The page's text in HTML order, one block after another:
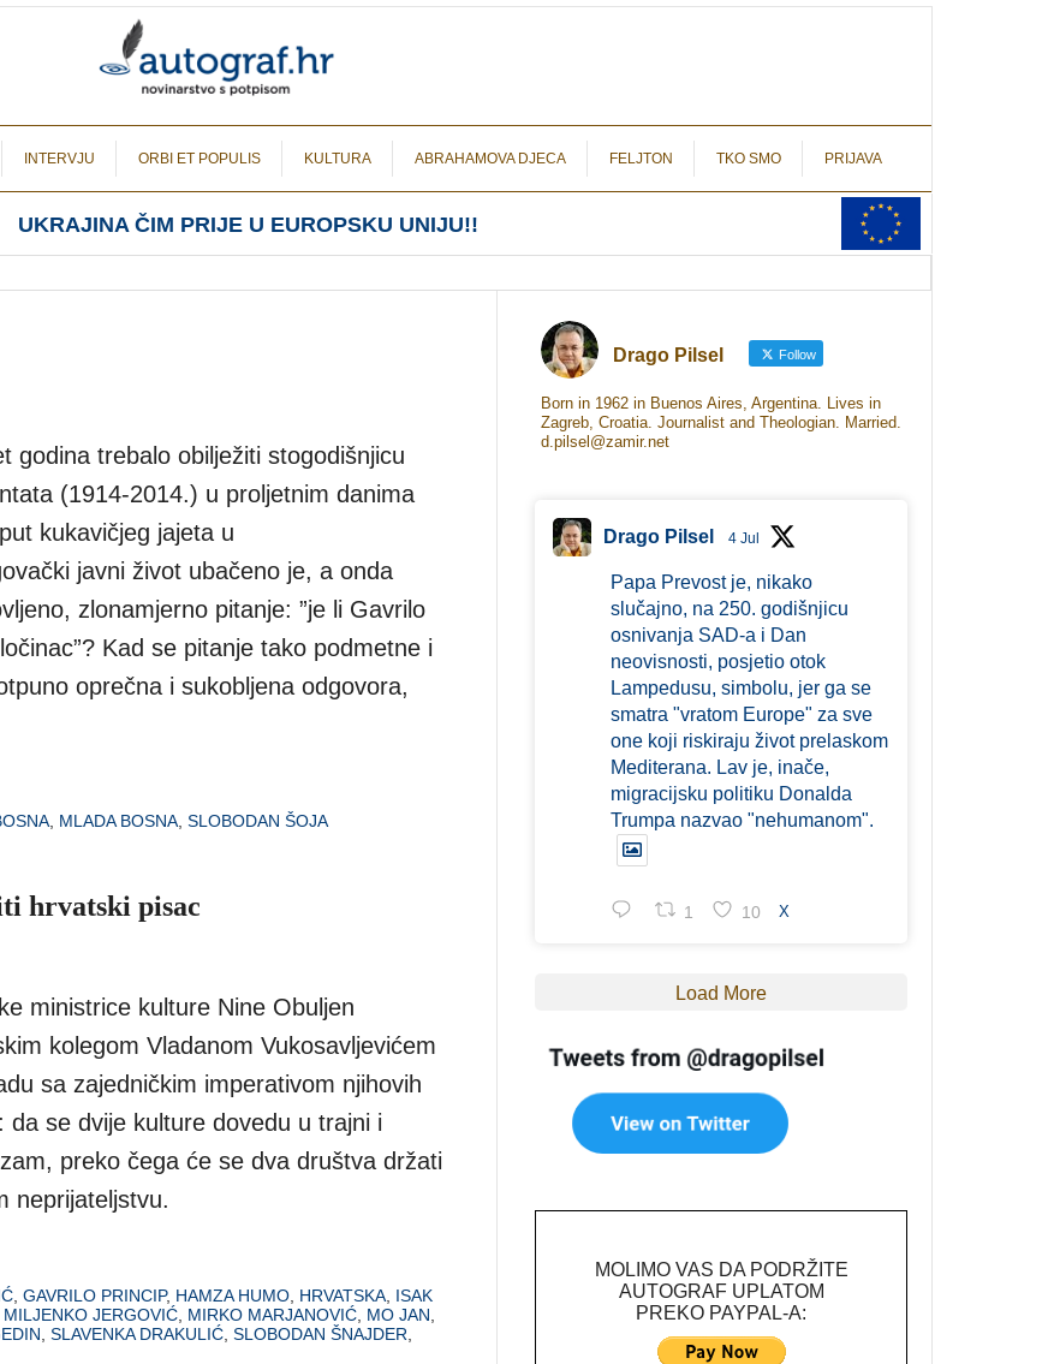
INTERVJU ORBI ET POPULIS KULTURA ABRAHAMOVA DJECA FELJTON TKO SMO PRIJAVA
UKRAJINA ČIM PRIJE U EUROPSKU UNIJU!!
godina trebalo obilježiti stogodišnjicu
(1914-2014.) u proljetnim danima
kukavičjeg jajeta u
javni život ubačeno je, a onda
zlonamjerno pitanje: ”je li Gavrilo
Kad se pitanje tako podmetne i
oprečna i sukobljena odgovora,
MLADA BOSNA SLOBODAN ŠOJA
hrvatski pisac
ministrice kulture Nine Obuljen
kolegom Vladanom Vukosavljevićem
sa zajedničkim imperativom njihovih
da se dvije kulture dovedu u trajni i
preko čega će se dva društva držati
neprijateljstvu.
GAVRILO PRINCIP, HAMZA HUMO HRVATSKA ISAK
MILJENKO JERGOVIĆ MIRKO MARJANOVIĆ MO JAN
SLAVENKA DRAKULIĆ SLOBODAN ŠNAJDER
Drago Pilsel Follow
Born in 1962 in Buenos Aires, Argentina. Lives in
Zagreb, Croatia. Journalist and Theologian. Married.
d.pilsel@zamir.net
Drago Pilsel 4 Jul
Papa Prevost je, nikako
slučajno, na 250. godišnjicu
osnivanja SAD-a i Dan
neovisnosti, posjetio otok
Lampedusu, simbolu, jer ga se
smatra "vratom Europe" za sve
one koji riskiraju život prelaskom
Mediterana. Lav je, inače,
migracijsku politiku Donalda
Trumpa nazvao "nehumanom".
1 10 X
Load More
MOLIMO VAS DA PODRŽITE
AUTOGRAF UPLATOM
PREKO PAYPAL-A: